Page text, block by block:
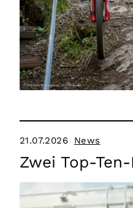
21.07.2026 News
Zwei Top-